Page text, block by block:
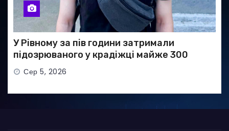
У Рівному за пів години затримали
підозрюваного у крадіжці майже 300
тисяч гривень
Сер 5, 2026